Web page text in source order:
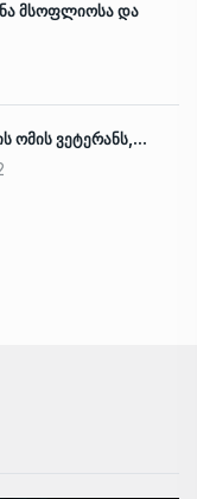
მსოფლიოსა და
ომის ვეტერანს,…